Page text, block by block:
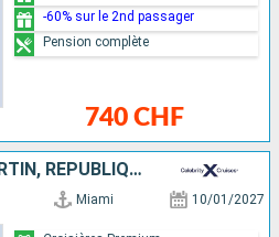
740 CHF
-60% sur le 2nd passager
Pension complète
ÉTATS-UNIS, SAINT-MARTIN, RÉPUBLIQUE DOMINICAINE
Miami 10/01/2027